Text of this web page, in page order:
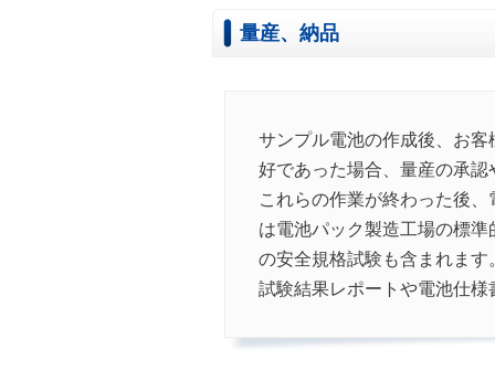
量産、納品
サンプル電池の作成後、お
好であった場合、量産の承
これらの作業が終わった後
は電池パック製造工場の標
の安全規格試験も含まれま
試験結果レポートや電池仕